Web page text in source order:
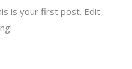
is your first post. Edit